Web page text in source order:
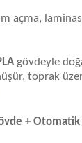
açma,
gövdeyle
toprak
+